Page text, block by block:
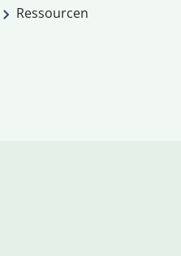
Ressourcen